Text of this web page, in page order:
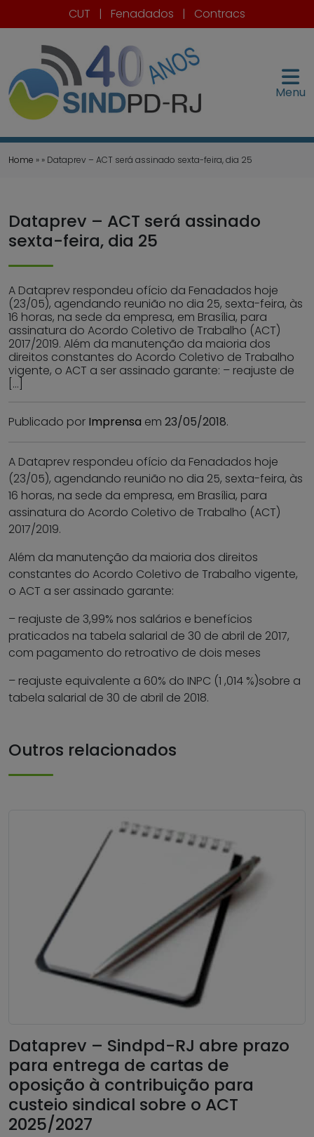
CUT | Fenadados | Contracs
Menu
Home » » Dataprev – ACT será assinado sexta-feira, dia 25
Dataprev – ACT será assinado
sexta-feira, dia 25
A Dataprev respondeu ofício da Fenadados hoje
(23/05), agendando reunião no dia 25, sexta-feira, às
16 horas, na sede da empresa, em Brasília, para
assinatura do Acordo Coletivo de Trabalho (ACT)
2017/2019. Além da manutenção da maioria dos
direitos constantes do Acordo Coletivo de Trabalho
vigente, o ACT a ser assinado garante: – reajuste de
[…]
Publicado por Imprensa em 23/05/2018.
A Dataprev respondeu ofício da Fenadados hoje
(23/05), agendando reunião no dia 25, sexta-feira, às
16 horas, na sede da empresa, em Brasília, para
assinatura do Acordo Coletivo de Trabalho (ACT)
2017/2019.
Além da manutenção da maioria dos direitos
constantes do Acordo Coletivo de Trabalho vigente,
o ACT a ser assinado garante:
– reajuste de 3,99% nos salários e benefícios
praticados na tabela salarial de 30 de abril de 2017,
com pagamento do retroativo de dois meses
– reajuste equivalente a 60% do INPC (1 ,014 %)sobre a
tabela salarial de 30 de abril de 2018.
Outros relacionados
Dataprev – Sindpd-RJ abre prazo
para entrega de cartas de
oposição à contribuição para
custeio sindical sobre o ACT
2025/2027